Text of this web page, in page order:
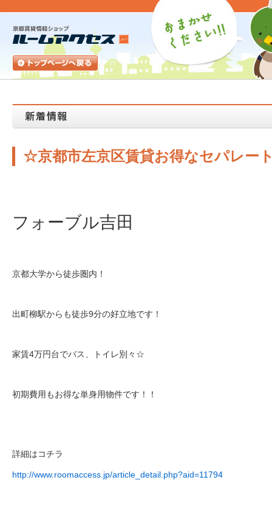
☆京都市左京区賃貸お得なセパレー
フォーブル吉田
京都大学から徒歩圏内！
出町柳駅からも徒歩9分の好立地です！
家賃4万円台でバス、トイレ別々☆
初期費用もお得な単身用物件です！！
詳細はコチラ
http://www.roomaccess.jp/article_detail.php?aid=11794